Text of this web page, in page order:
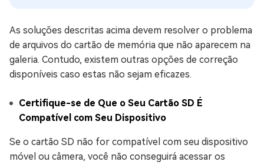
As soluções descritas acima devem resolver o problema
de arquivos do cartão de memória que não aparecem na
galeria. Contudo, existem outras opções de correção
disponíveis caso estas não sejam eficazes.
Certifique-se de Que o Seu Cartão SD É
Compatível com Seu Dispositivo
Se o cartão SD não for compatível com seu dispositivo
móvel ou câmera, você não conseguirá acessar os